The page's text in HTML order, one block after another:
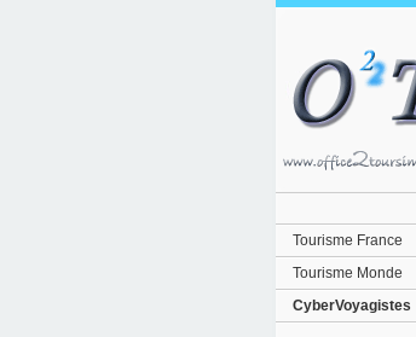
Tourisme France
Tourisme Monde
CyberVoyagistes